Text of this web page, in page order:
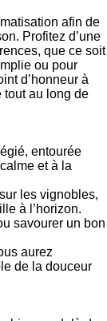
afin de
Profitez d’une
que ce soit
ou pour
d’honneur à
tout au long de
entourée
et à la
les vignobles,
à l’horizon.
savourer un bon
aurez
de la douceur